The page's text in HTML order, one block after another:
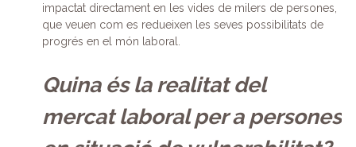
impactat directament en les vides de milers de persones,
que veuen com es redueixen les seves possibilitats de
progrés en el món laboral.
Quina és la realitat del
mercat laboral per a persones